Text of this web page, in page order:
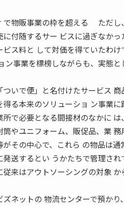
で物販事業の枠を超える ただし
付随するサー ビスに過ぎなかっ
ス料と して対価を得ていたわけ
ン事業を標榜しながらも、実態
いで便」と名付けたサービス
る本来のソリューショ ン事業に
で必要となる間接材のなかに は
筒やユニフォーム、販促品、業
がその中心で、これら の物品は
送するとい うかたちで管理され
来はアウトソーシングの対象
ズネットの 物流センターで預か